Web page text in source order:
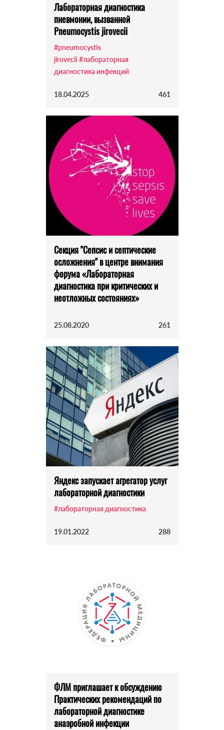
Лабораторная диагностика
пневмонии, вызванной
Pneumocystis jirovecii
#pneumocystis
jirovecii #лабораторная
диагностика инфекций
18.04.2025 461
Секция "Сепсис и септические
осложнения" в центре внимания
форума «Лабораторная
диагностика при критических и
неотложных состояниях»
25.08.2020 261
Яндекс запускает агрегатор услуг
лабораторной диагностики
#лабораторная диагностика
19.01.2022 288
ФЛМ приглашает к обсуждению
Практических рекомендаций по
лабораторной диагностике
анаэробной инфекции